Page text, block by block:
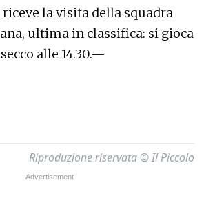
la visita della squadra
ultima in classifica: si gioca
alle 14.30.—
Riproduzione riservata © Il Piccolo